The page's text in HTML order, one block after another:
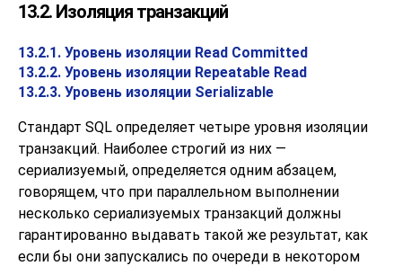
13.2. Изоляция транзакций
13.2.1. Уровень изоляции Read Committed
13.2.2. Уровень изоляции Repeatable Read
13.2.3. Уровень изоляции Serializable
Стандарт SQL определяет четыре уровня изоляции
транзакций. Наиболее строгий из них —
сериализуемый, определяется одним абзацем,
говорящем, что при параллельном выполнении
несколько сериализуемых транзакций должны
гарантированно выдавать такой же результат, как
если бы они запускались по очереди в некотором